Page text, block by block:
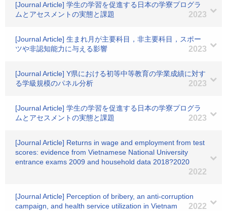
[Journal Article] 学生の学習を促進する日本の学寮プログラ
ムとアセスメントの実態と課題
2023
[Journal Article] 生まれ月が主要科目，非主要科目，スポー
ツや非認知能力に与える影響
2023
[Journal Article] Y県における初等中等教育の学業成績に対す
る学級規模のパネル分析
2023
[Journal Article] 学生の学習を促進する日本の学寮プログラ
ムとアセスメントの実態と課題
2023
[Journal Article] Returns in wage and employment from test
scores: evidence from Vietnamese National University
entrance exams 2009 and household data 2018?2020
2022
[Journal Article] Perception of bribery, an anti-corruption
campaign, and health service utilization in Vietnam
2022